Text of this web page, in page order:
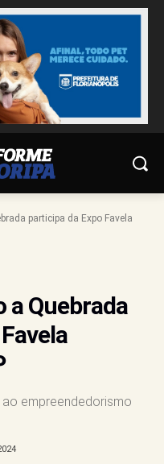
participa da Expo Favela
a Quebrada
empreendedorismo